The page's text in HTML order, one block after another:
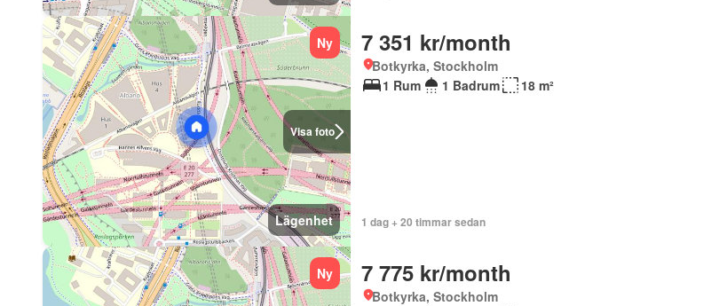
Visa foto
Ny
Lägenhet
7 351 kr/month
Botkyrka, Stockholm
1 Rum
1 Badrum 18 m²
1 dag + 20 timmar sedan
Ny 7 775 kr/month
Botkyrka, Stockholm